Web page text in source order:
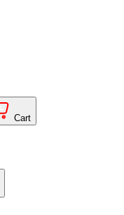
Cart